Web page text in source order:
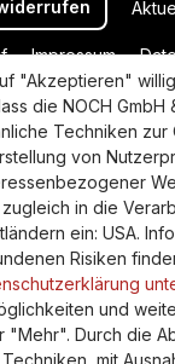
Impressum
AGB
"Akzeptieren"
die NOCH GmbH
Techniken zur
von
in die
ein: USA.
Risiken
und
"Mehr". Durch die
mit